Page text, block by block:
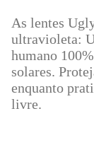
As lentes
ultravioleta:
humano
solares.
enquanto
livre.